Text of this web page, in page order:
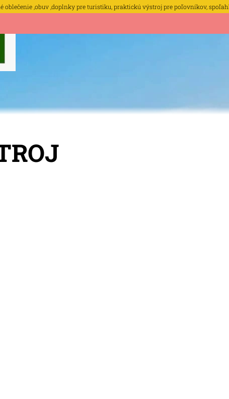
,obuv ,doplnky pre turistiku, praktickú výstroj pre poľovníkov,